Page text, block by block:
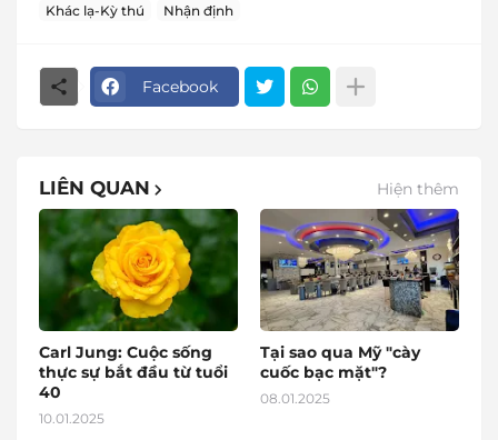
Khác lạ-Kỳ thú
Nhận định
Facebook
LIÊN QUAN Hiện thêm
Carl Jung: Cuộc sống
thực sự bắt đầu từ tuổi
40
10.01.2025
Tại sao qua Mỹ "cày
cuốc bạc mặt"?
08.01.2025